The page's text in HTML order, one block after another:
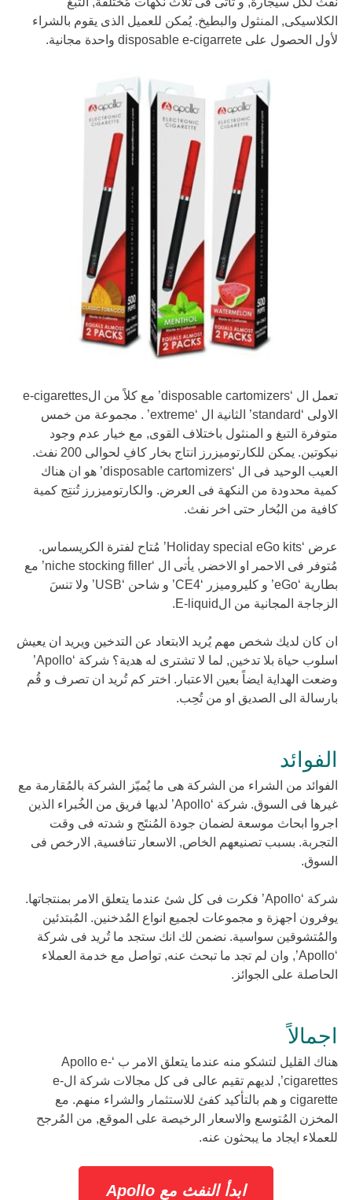
الكلاسيكى, المنثول والبطيخ. يُمكن للعميل الذى يقوم بالشراء
لأول الحصول على disposable e-cigarrete واحدة مجانية.
تعمل ال ‘disposable cartomizers’ مع كلاً من الe-cigarettes
الاولى ‘standard’ الثانية ال ‘extreme’ . مجموعة من خمس
متوفرة التبغ و المنثول باختلاف القوى, مع خيار عدم وجود
نيكوتين. يمكن للكارتوميزرز انتاج بخار كافِ لحوالى 200 نفث.
العيب الوحيد فى ال ‘disposable cartomizers’ هو ان هناك
كمية محدودة من النكهة فى العرض. والكارتوميزرز تُنتِج كمية
كافية من البُخار حتى اخر نفث.
عرض ‘Holiday special eGo kits’ مُتاح لفترة الكريسماس.
مُتوفر فى الاحمر او الاخضر, يأتى ال ‘niche stocking filler’ مع
بطارية ‘eGo’ و كليروميزر ‘CE4’ و شاحن ‘USB’ ولا تنسَ
الزجاجة المجانية من الE-liquid.
ان كان لديك شخص مهم يُريد الابتعاد عن التدخين ويريد ان يعيش
اسلوب حياة بلا تدخين, لما لا تشترى له هدية؟ شركة ‘Apollo’
وضعت الهداية ايضاً بعين الاعتبار. اختر كم تُريد ان تصرف و قُم
بارسالة الى الصديق او من تُحِب.
الفوائد
الفوائد من الشراء من الشركة هى ما يُميّز الشركة بالمُقارمة مع
غيرها فى السوق. شركة ‘Apollo’ لديها فريق من الخُبراء الذين
اجروا ابحاث موسعة لضمان جودة المُنتَج و شدته فى وقت
التجربة. بسبب تصنيعهم الخاص, الاسعار تنافسية, الارخص فى
السوق.
شركة ‘Apollo’ فكرت فى كل شئ عندما يتعلق الامر بمنتجاتها.
يوفرون اجهزة و مجموعات لجميع انواع المُدخنين. المُبتدئين
والمُتشوقين سواسية. نضمن لك انك ستجد ما تُريد فى شركة
‘Apollo’, وان لم تجد ما تبحث عنه, تواصل مع خدمة العملاء
الحاصلة على الجوائز.
اجمالاً
هناك القليل لتشكو منه عندما يتعلق الامر ب ‘Apollo e-
cigarettes’, لديهم تقيم عالى فى كل مجالات شركة الe-
cigarette و هم بالتأكيد كفئ للاستثمار والشراء منهم. مع
المخزن المُتوسع والاسعار الرخيصة على الموقع, من المُرجح
للعملاء ايجاد ما يبحثون عنه.
ابدأ النفث مع Apollo